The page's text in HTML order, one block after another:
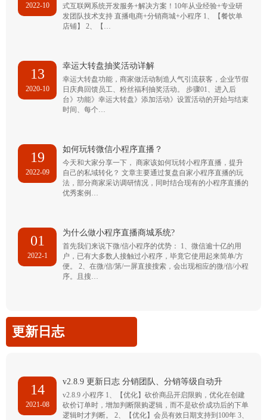
2022-10
式互联网系统开发服务+解决方案！10年从业经验+专业研
发团队技术支持 直播电商+分销商城+小程序 1、【餐饮单
店铺】 2、【…
13
2020-10
幸运大转盘抽奖活动详解
幸运大转盘功能，商家做活动制造人气引流获客，企业节假
日庆典回馈员工、粉丝福利抽奖活动。 步骤01、进入后
台》功能》幸运大转盘》添加活动》设置活动的开始与结束
时间、每个…
19
2022-09
如何玩转微信小程序直播？
今天和大家分享一下， 商家该如何玩转小程序直播，提升
自己的私域转化？ 文章主要通过复盘自家小程序直播的玩
法，部分商家采访调研情况，同时结合现有的小程序直播的
优秀案例…
01
2022-1
为什么做小程序直播商城系统?
首先我们来说下微/信小程序的优势： 1、微信逾十亿的用
户，已有大多数人接触过小程序，毕竟它使用起来简单/方
便。 2、在微/信/第/一屏直接搜索，会出现相应的微/信/小程
序。且搜…
更新日志
14
2021-08
v2.8.9 更新日志 分销团队、分销等级自动升
v2.8.9 小程序 1、【优化】砍价商品开启限购，优化在创建
砍价订单时，增加判断限购逻辑，而不是砍价成功后的下单
逻辑时才判断。 2、【优化】会员有效日期支持到100年 3、